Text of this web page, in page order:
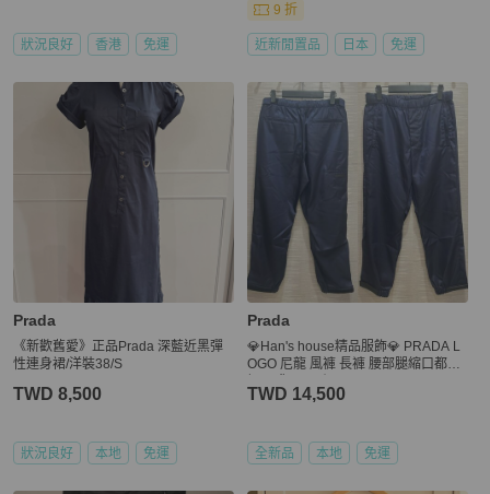
狀況良好 香港 免運
9 折
近新閒置品 日本 免運
Prada
《新歡舊愛》正品Prada 深藍近黑彈
性連身裙/洋裝38/S
TWD 8,500
狀況良好 本地 免運
Prada
💎Han's house精品服飾💎 PRADA L
OGO 尼龍 風褲 長褲 腰部腿縮口都可
TWD 14,500
全新品 本地 免運